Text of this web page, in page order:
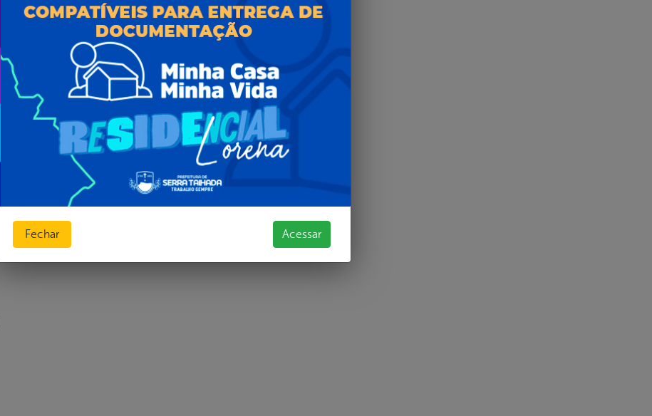
Fechar Acessar